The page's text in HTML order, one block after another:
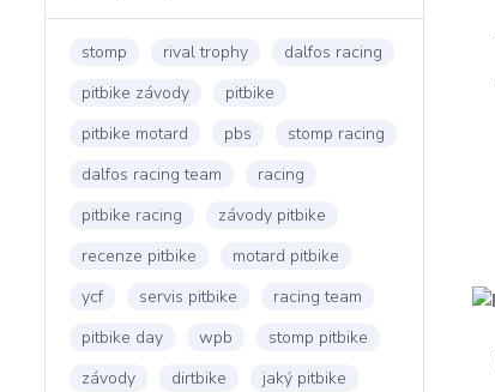
stomp rival trophy
dalfos racing
pitbike závody
pitbike
pitbike motard
pbs
stomp racing
dalfos racing team
racing
pitbike racing
závody pitbike
recenze pitbike
motard pitbike
ycf
servis pitbike
racing team
pitbike day
wpb
stomp pitbike
závody
dirtbike
jaký pitbike